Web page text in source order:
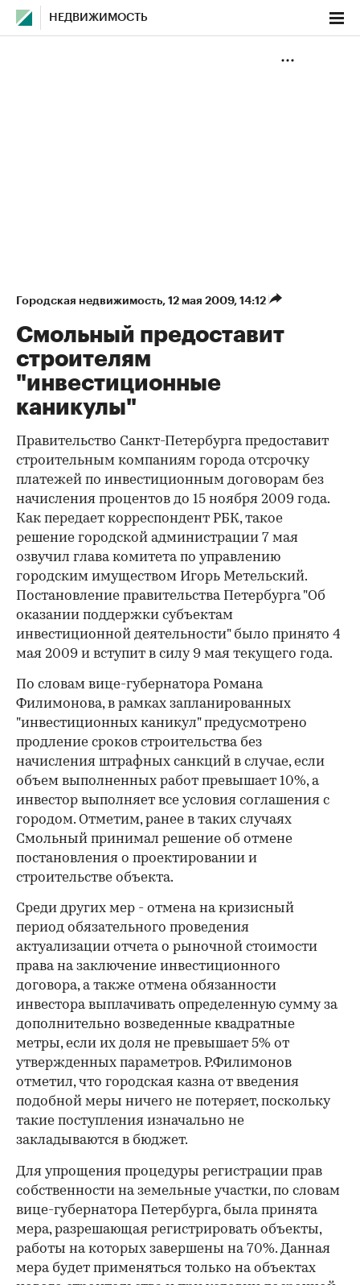
НЕДВИЖИМОСТЬ
Городская недвижимость⁠, 12 мая 2009, 14:12
Смольный предоставит
строителям
"инвестиционные
каникулы"
Правительство Санкт-Петербурга предоставит
строительным компаниям города отсрочку
платежей по инвестиционным договорам без
начисления процентов до 15 ноября 2009 года.
Как передает корреспондент РБК, такое
решение городской администрации 7 мая
озвучил глава комитета по управлению
городским имуществом Игорь Метельский.
Постановление правительства Петербурга "Об
оказании поддержки субъектам
инвестиционной деятельности" было принято 4
мая 2009 и вступит в силу 9 мая текущего года.
По словам вице-губернатора Романа
Филимонова, в рамках запланированных
"инвестиционных каникул" предусмотрено
продление сроков строительства без
начисления штрафных санкций в случае, если
объем выполненных работ превышает 10%, а
инвестор выполняет все условия соглашения с
городом. Отметим, ранее в таких случаях
Смольный принимал решение об отмене
постановления о проектировании и
строительстве объекта.
Среди других мер - отмена на кризисный
период обязательного проведения
актуализации отчета о рыночной стоимости
права на заключение инвестиционного
договора, а также отмена обязанности
инвестора выплачивать определенную сумму за
дополнительно возведенные квадратные
метры, если их доля не превышает 5% от
утвержденных параметров. Р.Филимонов
отметил, что городская казна от введения
подобной меры ничего не потеряет, поскольку
такие поступления изначально не
закладываются в бюджет.
Для упрощения процедуры регистрации прав
собственности на земельные участки, по словам
вице-губернатора Петербурга, была принята
мера, разрешающая регистрировать объекты,
работы на которых завершены на 70%. Данная
мера будет применяться только на объектах